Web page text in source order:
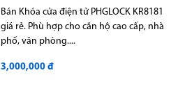
Bán Khóa cửa điện tử PHGLOCK KR8181
giá rẻ. Phù hợp cho căn hộ cao cấp, nhà
phố, văn phòng....
3,000,000 đ